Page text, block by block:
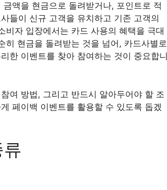
액을 현금으로 돌려받거나, 포인트로 적
들이 신규 고객을 유치하고 기존 고객의
자 입장에서는 카드 사용의 혜택을 극대
히 현금을 돌려받는 것을 넘어, 카드사별로
한 이벤트를 찾아 참여하는 것이 중요합니
여 방법, 그리고 반드시 알아두어야 할 조
페이백 이벤트를 활용할 수 있도록 돕겠